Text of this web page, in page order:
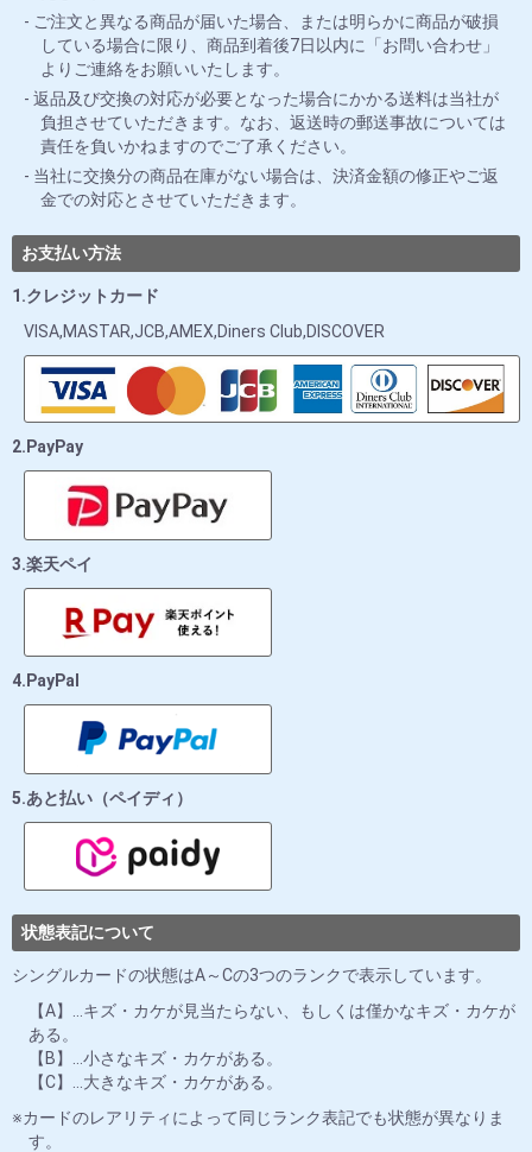
ご注文と異なる商品が届いた場合、または明らかに商品が破損
している場合に限り、商品到着後7日以内に「お問い合わせ」
よりご連絡をお願いいたします。
返品及び交換の対応が必要となった場合にかかる送料は当社が
負担させていただきます。なお、返送時の郵送事故については
責任を負いかねますのでご了承ください。
当社に交換分の商品在庫がない場合は、決済金額の修正やご返
金での対応とさせていただきます。
お支払い方法
1.クレジットカード
VISA,MASTAR,JCB,AMEX,Diners Club,DISCOVER
2.PayPay
3.楽天ペイ
4.PayPal
5.あと払い（ペイディ）
状態表記について
シングルカードの状態はA～Cの3つのランクで表示しています。
【A】…キズ・カケが見当たらない、もしくは僅かなキズ・カケが
ある。
【B】…小さなキズ・カケがある。
【C】…大きなキズ・カケがある。
カードのレアリティによって同じランク表記でも状態が異なりま
す。